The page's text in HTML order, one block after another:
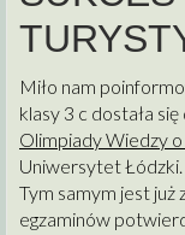
Miło nam
klasy 3 c dostała się
Olimpiady Wiedzy
Uniwersytet Łódzki.
Tym samym jest już
egzaminów